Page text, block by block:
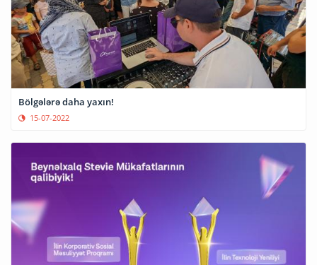
Bölgələrə daha yaxın!
15-07-2022